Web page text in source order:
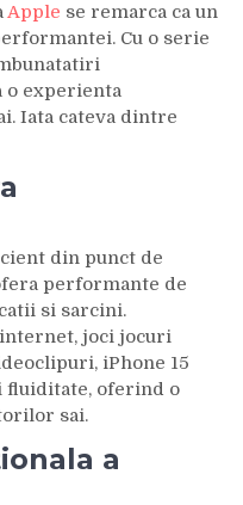
Apple se remarca ca un
Cu o serie
o experienta
Iata cateva dintre
din punct de
performante de
si sarcini.
joci jocuri
iPhone 15
fluiditate, oferind o
sai.
a